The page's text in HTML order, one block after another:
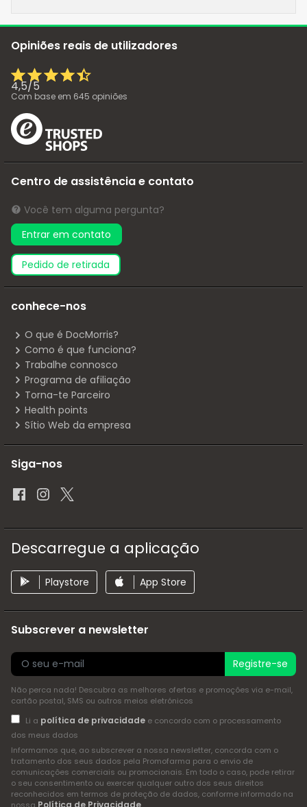
Opiniões reais de utilizadores
4,5/5
Com base em 645 opiniões
Centro de assistência e contato
Você tem alguma pergunta?
Entrar em contato
pedido de retirada
conhece-nos
O que é DocMorris?
Como é que funciona?
Trabalhe connosco
Programa de afiliação
Torna-te Parceiro
Health points
Sítio Web da empresa
Siga-nos
Descarregue a aplicação
Playstore App Store
Subscrever a newsletter
Registre-se
Não perca nada! Descubra as melhores ofertas e promoções via e-mail,
cartão postal, SMS ou outros meios eletrónicos
Li a política de privacidadee concordo com o processamento
dos meus dados
Informamos que, ao subscrever a nossa newsletter, concorda com o
tratamento dos seus dados pela Promofarma para o envio de
comunicações comerciais ou promocionais. Em todo o caso, pode retirar
o seu consentimento ou exercer qualquer outro dos seus direitos
reconhecidos em termos de proteção de dados, conforme informado na